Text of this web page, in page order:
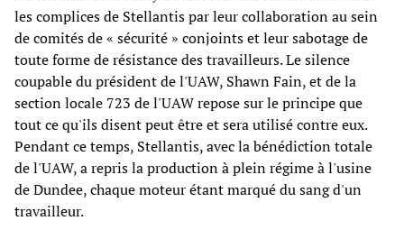
les complices de Stellantis par leur collaboration au sein
de comités de « sécurité » conjoints et leur sabotage de
toute forme de résistance des travailleurs. Le silence
coupable du président de l'UAW, Shawn Fain, et de la
section locale 723 de l'UAW repose sur le principe que
tout ce qu'ils disent peut être et sera utilisé contre eux.
Pendant ce temps, Stellantis, avec la bénédiction totale
de l'UAW, a repris la production à plein régime à l'usine
de Dundee, chaque moteur étant marqué du sang d'un
travailleur.